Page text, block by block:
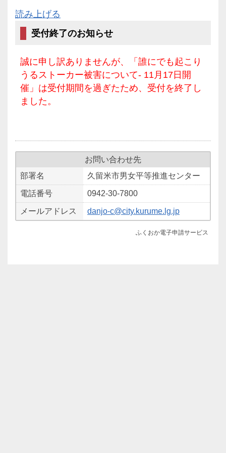
読み上げる
受付終了のお知らせ
誠に申し訳ありませんが、「誰にでも起こり
うるストーカー被害について- 11月17日開
催」は受付期間を過ぎたため、受付を終了し
ました。
お問い合わせ先
部署名
久留米市男女平等推進センター
電話番号 0942-30-7800
メールアドレス danjo-c@city.kurume.lg.jp
ふくおか電子申請サービス